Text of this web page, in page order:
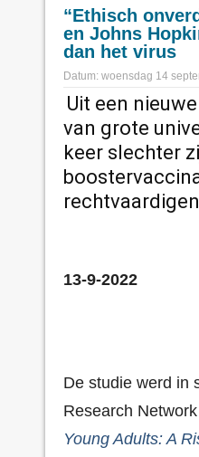
“Ethisch
en Johns
dan het virus
Datum: woensdag 14
Uit een
van grote
keer slechter
13-9-2022
De studie werd in
Research
Young Adults: A